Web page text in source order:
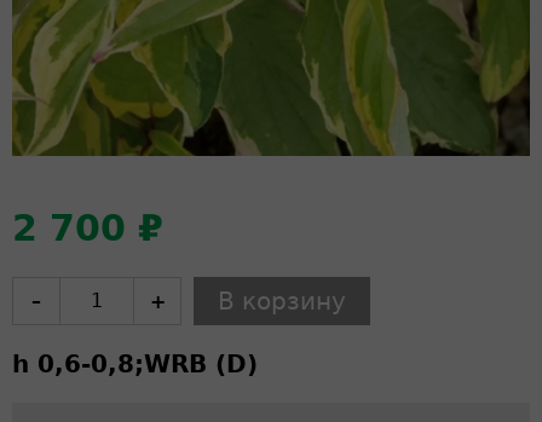
2 700 ₽
– +
h 0,6-0,8;WRB (D)